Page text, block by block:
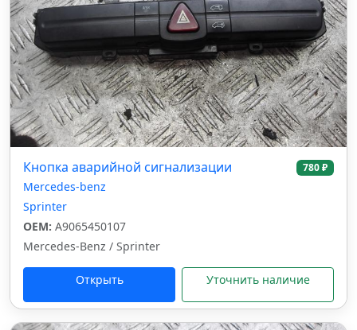
Кнопка аварийной сигнализации 780 ₽
Mercedes-benz
Sprinter
OEM: A9065450107
Mercedes-Benz / Sprinter
Открыть Уточнить наличие